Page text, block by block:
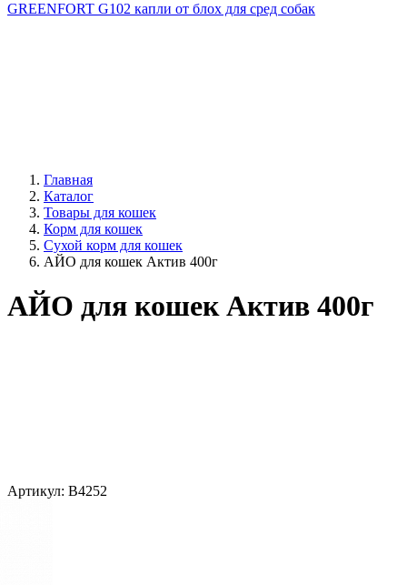
GREENFORT G102 капли от блох для сред собак
Главная
Каталог
Товары для кошек
Корм для кошек
Сухой корм для кошек
АЙО для кошек Актив 400г
АЙО для кошек Актив 400г
Артикул: B4252